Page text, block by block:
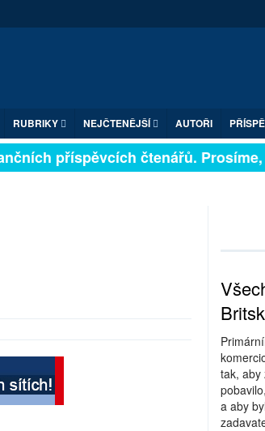
RUBRIKY NEJČTENĚJŠÍ AUTOŘI
příspěvcích čtenářů. Prosíme,
tak, aby
a aby